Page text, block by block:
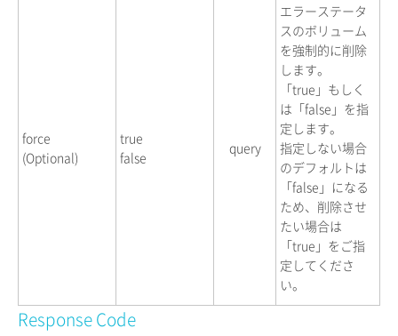
force
(Optional)
true
false
query
エラーステータ
スのボリューム
を強制的に削除
します。
「true」もしく
は「false」を指
定します。
指定しない場合
のデフォルトは
「false」になる
ため、削除させ
たい場合は
「true」をご指
定してくださ
い。
Response Code